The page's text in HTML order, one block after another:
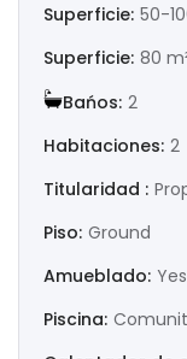
|-Las Palmas
|-Lugo
Superficie: 50-
Superficie: 80
Bańos: 2
Habitaciones: 2
Titularidad :
Piso: Ground
Amueblado: Yes
Piscina: